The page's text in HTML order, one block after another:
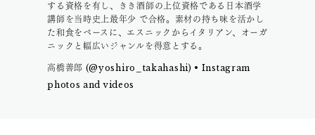
する資格を有し、きき酒師の上位資格である日本酒学
講師を当時史上最年少 で合格。素材の持ち味を活かし
た和食をベースに、エスニックからイタリアン、オーガ
ニックと幅広いジャンルを得意とする。
高橋善郎 (@yoshiro_takahashi) • Instagram
photos and videos